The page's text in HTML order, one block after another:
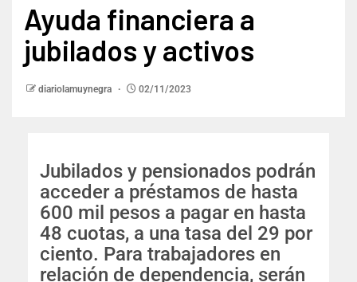
Ayuda financiera a
jubilados y activos
diariolamuynegra 02/11/2023
Jubilados y pensionados podrán
acceder a préstamos de hasta
600 mil pesos a pagar en hasta
48 cuotas, a una tasa del 29 por
ciento. Para trabajadores en
relación de dependencia, serán